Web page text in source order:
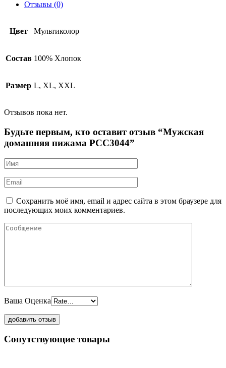
Отзывы (0)
Цвет Мультиколор
Состав 100% Хлопок
Размер L, XL, XXL
Отзывов пока нет.
Будьте первым, кто оставит отзыв “Мужская
домашняя пижама PCC3044”
Сохранить моё имя, email и адрес сайта в этом браузере для
последующих моих комментариев.
Ваша Оценка
Сопутствующие товары